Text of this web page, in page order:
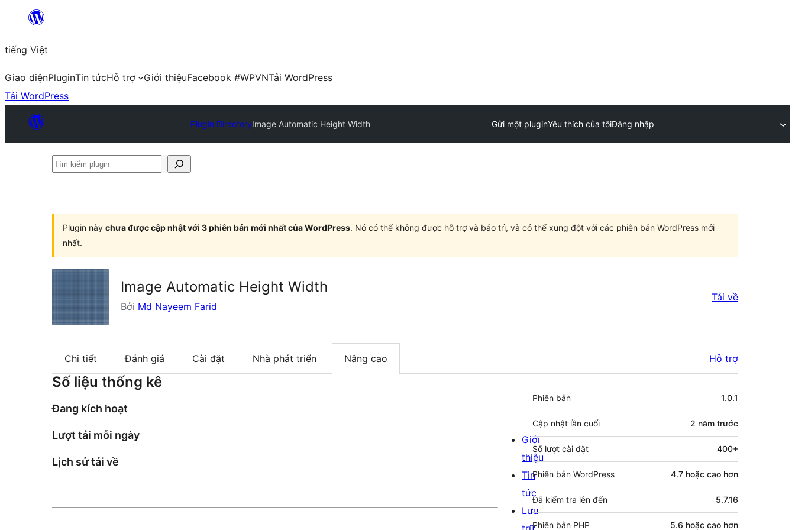
Chuyển
phần
nội
dung
tiếng Việt
Giao diệnPluginTin tứcHỗ trợ Giới thiệuFacebook #WPVNTải WordPress
Tải WordPress
Plugin DirectoryImage Automatic Height Width Gửi một pluginYêu thích của tôiĐăng nhập
Tìm
Plugin này chưa được cập nhật với 3 phiên bản mới nhất của WordPress. Nó có thể không được hỗ trợ và bảo trì, và có thể xung đột với các phiên bản WordPress mới
nhất.
Image Automatic Height Width
Bởi Md Nayeem Farid
Tải về
Chi tiết Đánh giá Cài đặt Nhà phát triển Nâng cao Hỗ trợ
Số liệu thống kê
Đang kích hoạt
Lượt tải mỗi ngày
Lịch sử tải về
Meta
Phiên bản 1.0.1
Cập nhật lần cuối 2 năm trước
Số lượt cài đặt 400+
Phiên bản WordPress 4.7 hoặc cao hơn
Đã kiểm tra lên đến 5.7.16
Phiên bản PHP 5.6 hoặc cao hơn
Giới
thiệu
Tin
tức
Lưu